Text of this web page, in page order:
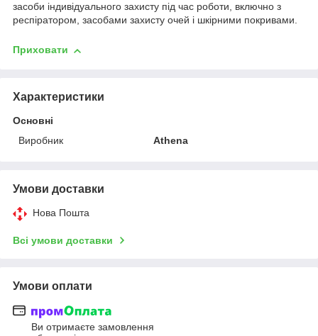
засоби індивідуального захисту під час роботи, включно з
респіратором, засобами захисту очей і шкірними покривами.
Приховати
Характеристики
Основні
Виробник
Athena
Умови доставки
Нова Пошта
Всі умови доставки
Умови оплати
Ви отримаєте замовлення